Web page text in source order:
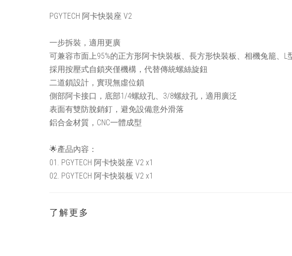
PGYTECH 阿卡快裝座 V2
一步拆裝，適用更廣
可兼容市面上95%的正方形阿卡快裝板、長方形快裝板、相機兔籠、L
採用按壓式自鎖夾僅機構，代替傳統螺絲旋鈕
二道鎖設計，實現無虛位鎖
側部阿卡接口，底部1/4螺紋孔、3/8螺紋孔，適用廣泛
表面有雙防脫銷釘，避免設備意外滑落
鋁合金材質，CNC一體成型
🌟產品內容：
01. PGYTECH 阿卡快裝座 V2 x1
02. PGYTECH 阿卡快裝板 V2 x1
了解更多